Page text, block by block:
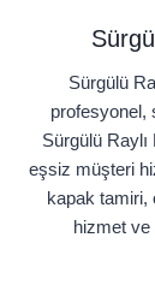
Sürgülü
profesyonel,
Sürgülü
eşsiz müşteri
kapak tamiri,
hizmet ve